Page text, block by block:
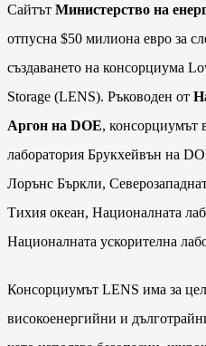
Сайтът Министерство на
отпусна $50 милиона евро за
създаването на консорциума
Storage (LENS). Ръководен от
Аргон на DOE, консорциумът
лаборатория Брукхейвън на
Лорънс Бъркли,
Тихия океан, Националната
Националната ускорителна
Консорциумът LENS има за цел
високоенергийни и